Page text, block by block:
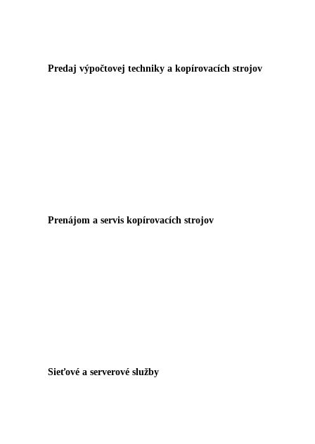
Predaj výpočtovej techniky a kopírovacích strojov
Prenájom a servis kopírovacích strojov
Sieťové a serverové služby